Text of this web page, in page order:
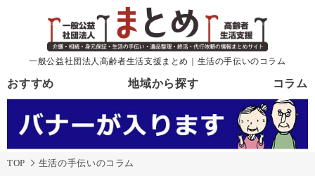
一般公益社団法人高齢者生活支援まとめ｜生活の手伝いのコラム
おすすめ 地域から探す コラム
TOP 生活の手伝いのコラム